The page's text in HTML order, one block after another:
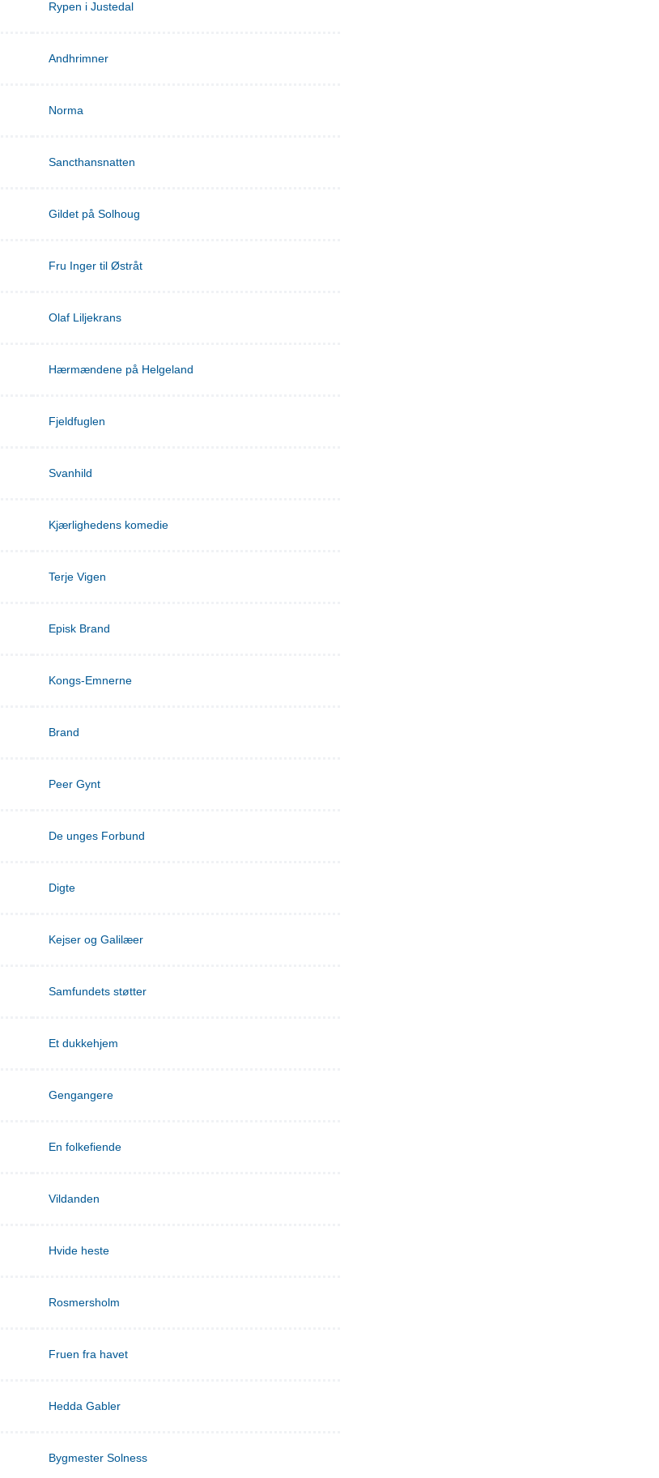
Rypen i Justedal
Andhrimner
Norma
Sancthansnatten
Gildet på Solhoug
Fru Inger til Østråt
Olaf Liljekrans
Hærmændene på Helgeland
Fjeldfuglen
Svanhild
Kjærlighedens komedie
Terje Vigen
Episk Brand
Kongs-Emnerne
Brand
Peer Gynt
De unges Forbund
Digte
Kejser og Galilæer
Samfundets støtter
Et dukkehjem
Gengangere
En folkefiende
Vildanden
Hvide heste
Rosmersholm
Fruen fra havet
Hedda Gabler
Bygmester Solness